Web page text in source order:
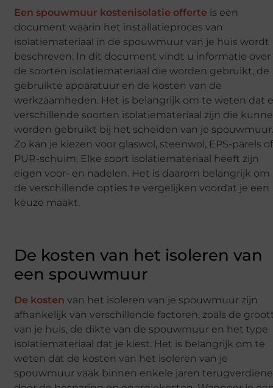
Een spouwmuur kostenisolatie offerte is een
document waarin het installatieproces van
isolatiemateriaal in de spouwmuur van je huis wordt
beschreven. In dit document vindt u informatie over
de soorten isolatiemateriaal die worden gebruikt, de
gebruikte apparatuur en de kosten van de
werkzaamheden. Het is belangrijk om te weten dat
verschillende soorten isolatiemateriaal zijn die
worden gebruikt bij het scheiden van je
Zo kan je kiezen voor glaswol, steenwol, EPS-parels of
PUR-schuim. Elke soort isolatiemateriaal heeft zijn
eigen voor- en nadelen. Het is daarom belangrijk om
de verschillende opties te vergelijken voordat je een
keuze maakt.
De kosten van het isoleren van
een spouwmuur
De kosten van het isoleren van je spouwmuur zijn
afhankelijk van verschillende factoren, zoals de
van je huis, de dikte van de spouwmuur en het type
isolatiemateriaal dat je kiest. Het is belangrijk om te
weten dat de kosten van het isoleren van je
spouwmuur vaak binnen enkele jaren